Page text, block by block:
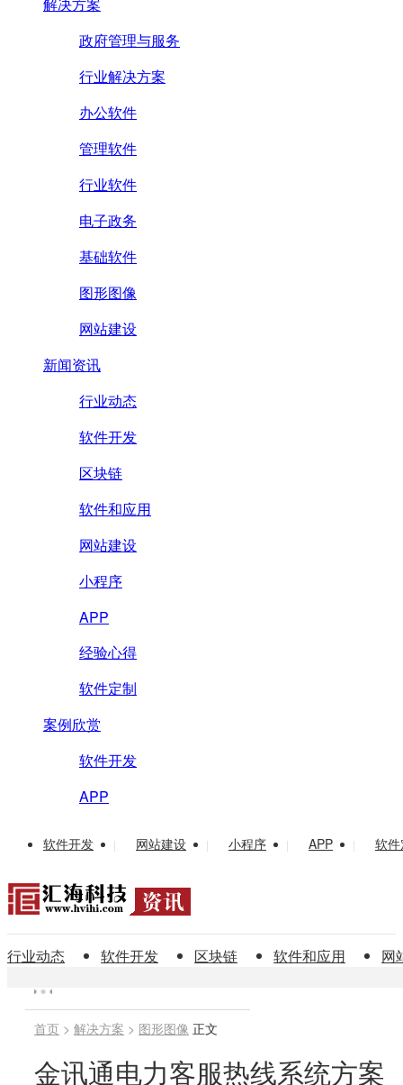
政府管理与服务
行业解决方案
办公软件
管理软件
行业软件
电子政务
基础软件
图形图像
网站建设
新闻资讯
行业动态
软件开发
区块链
软件和应用
网站建设
小程序
APP
经验心得
软件定制
案例欣赏
软件开发
APP
软件开发 | 网站建设 | 小程序 | APP | 软
行业动态 软件开发 区块链 软件和应用 网
首页 > 解决方案 > 图形图像 正文
金讯通电力客服热线系统方案